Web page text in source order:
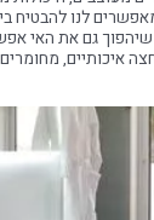
לנו להבטיח
שיהפוך גם את האי
איכותיים, מחומרים